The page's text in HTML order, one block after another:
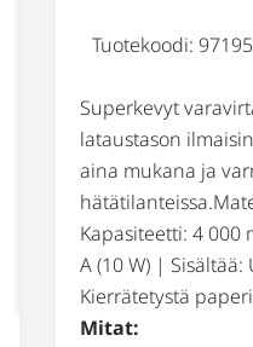
Tuotekoodi: 97195
Superkevyt
lataustason
aina mukana ja
Kapasiteetti: 4 000
A (10 W) | Sisältää:
Kierrätetystä
Mitat: